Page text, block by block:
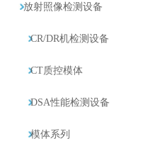
放射照像检测设备
CR/DR机检测设备
CT质控模体
DSA性能检测设备
模体系列